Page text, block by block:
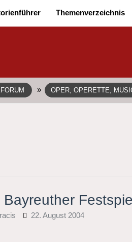
Themenverzeichnis
» OPER, OPERETTE,
Bayreuther
22. August 2004